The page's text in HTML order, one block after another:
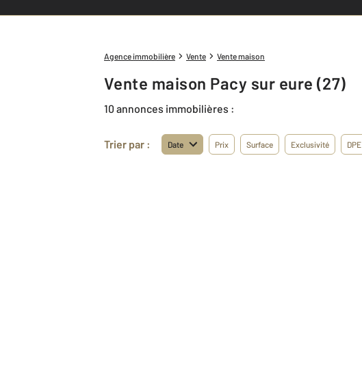
Agence immobilière Vente Vente maison
Vente maison Pacy sur eure (27)
10 annonces immobilières :
Trier par : Date Prix Surface Exclusivité DPE